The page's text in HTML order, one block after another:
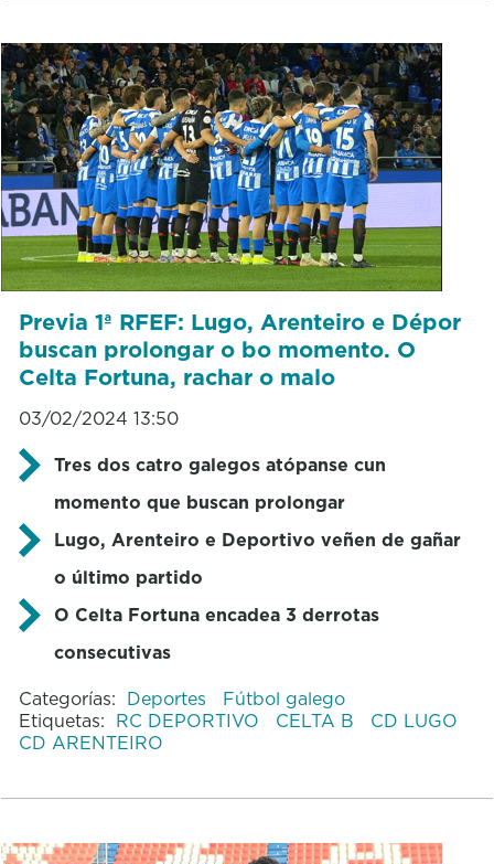
Previa 1ª RFEF: Lugo, Arenteiro e Dépor
buscan prolongar o bo momento. O
Celta Fortuna, rachar o malo
03/02/2024 13:50
Tres dos catro galegos atópanse cun
momento que buscan prolongar
Lugo, Arenteiro e Deportivo veñen de gañar
o último partido
O Celta Fortuna encadea 3 derrotas
consecutivas
Categorías: Deportes
Fútbol galego
Etiquetas: RC DEPORTIVO CELTA B
CD LUGO
CD ARENTEIRO